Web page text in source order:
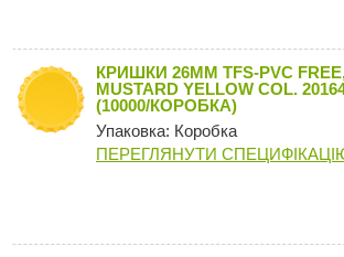
КРИШКИ 26MM TFS-PVC
MUSTARD YELLOW COL.
(10000/КОРОБКА)
Упаковка: Коробка
ПЕРЕГЛЯНУТИ